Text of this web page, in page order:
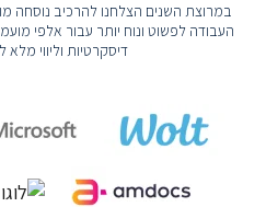
במרוצת השנים הצלחנו להרכיב נוסחה
העבודה לפשוט ונוח יותר עבור אלפי
דיסקרטיות וליווי